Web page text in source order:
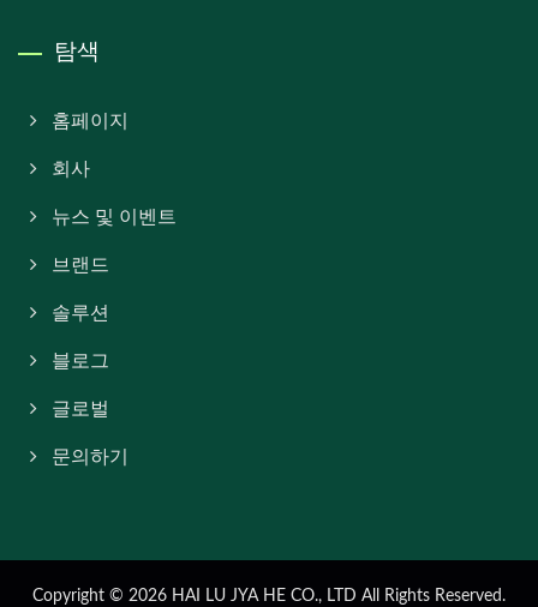
탐색
홈페이지
회사
뉴스 및 이벤트
브랜드
솔루션
블로그
글로벌
문의하기
Copyright © 2026 HAI LU JYA HE CO., LTD All Rights Reserved.